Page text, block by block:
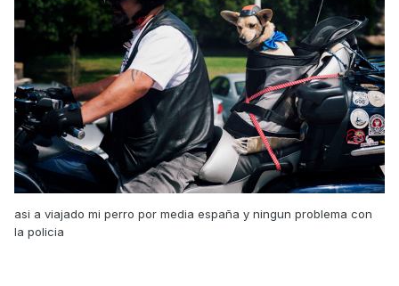
asi a viajado mi perro por media españa y ningun problema con
la policia